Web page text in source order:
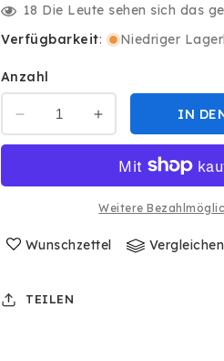
18 Die Leute sehen sich das
Verfügbarkeit: Niedriger
Anzahl
Verringere
die
Hülle
iPhone
Erhöhe
die
Menge
Clear
Case
Hülle
MagSafe
IN
Weitere
Wunschzettel Vergleichen
TEILEN